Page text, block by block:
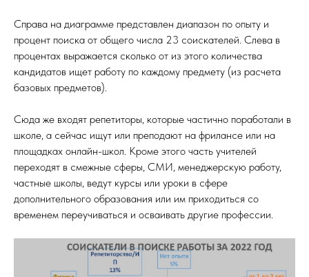
Справа на диаграмме представлен диапазон по опыту и
процент поиска от общего числа 23 соискателей. Слева в
процентах выражается сколько от из этого количества
кандидатов ищет работу по каждому предмету (из расчета
базовых предметов).
Сюда же входят репетиторы, которые частично поработали в
школе, а сейчас ищут или преподают на фрилансе или на
площадках онлайн-школ. Кроме этого часть учителей
переходят в смежные сферы, СМИ, менеджерскую работу,
частные школы, ведут курсы или уроки в сфере
дополнительного образования или им приходиться со
временем переучиваться и осваивать другие профессии.